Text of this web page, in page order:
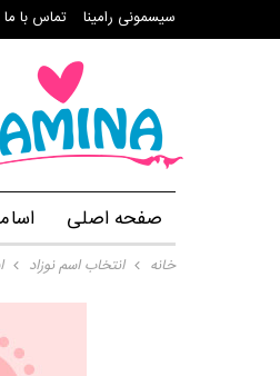
سیسمونی رامینا تماس با ما
صفحه اصلی
خانه انتخاب اسم نوزاد